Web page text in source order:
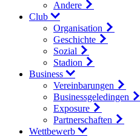
Andere
Club
Organisation
Geschichte
Sozial
Stadion
Business
Vereinbarungen
Businessgeledingen
Exposure
Partnerschaften
Wettbewerb